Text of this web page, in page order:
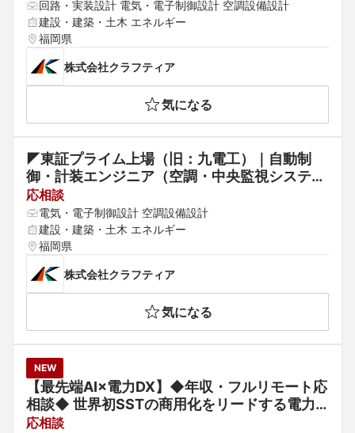
賃45％会社負担）◆「総合設備業」のリーデ
ィングカンパニー
回路・実装設計 電気・電子制御設計 空調設備設計
建設・建築・土木 エネルギー
福岡県
株式会社クラフティア
気になる
◤東証プライム上場（旧：九電工）｜自動制
御・計装エンジニア（空調・中央監視システ
ム）◢ 年間休日131日以上・借上社宅制度（家
賃45％会社負担）◆「総合設備業」のリーデ
ィングカンパニー
応相談
電気・電子制御設計 空調設備設計
建設・建築・土木 エネルギー
福岡県
株式会社クラフティア
気になる
NEW
【最先端AI×電力DX】◆年収・フルリモート応
相談◆ 世界初SSTの商用化をリードする電力
変換器設計エンジニア/英語を活かせるグロー
応相談